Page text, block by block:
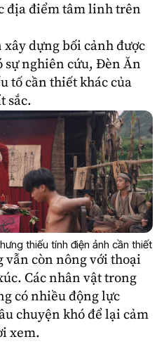
địa điểm tâm linh trên
dựng bối cảnh được
sự nghiên cứu, Đèn Ăn
tố cần thiết khác của
sắc.
thiếu tính điện ảnh cần thiết
vẫn còn nông với thoại
Các nhân vật trong
có nhiều động lực
chuyện khó để lại cảm
xem.